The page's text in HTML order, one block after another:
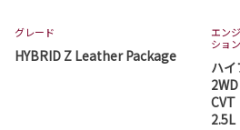
enture❞が発表となりました。
カローラ クロスは茨城トヨタから。
グレード
HYBRID Z Leather Package
エン
ション
ハ
CVT
2.5L